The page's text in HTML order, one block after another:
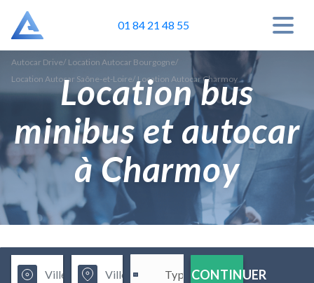
01 84 21 48 55
Autocar Drive/ Location Autocar Bourgogne/
Location Autocar Saône-et-Loire/ Location Autocar Charmoy
Location bus
minibus et autocar
à Charmoy
CONTINUER